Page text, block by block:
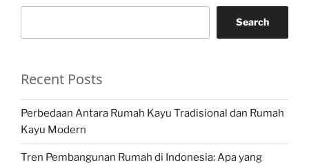
Search
Recent Posts
Perbedaan Antara Rumah Kayu Tradisional dan Rumah
Kayu Modern
Tren Pembangunan Rumah di Indonesia: Apa yang